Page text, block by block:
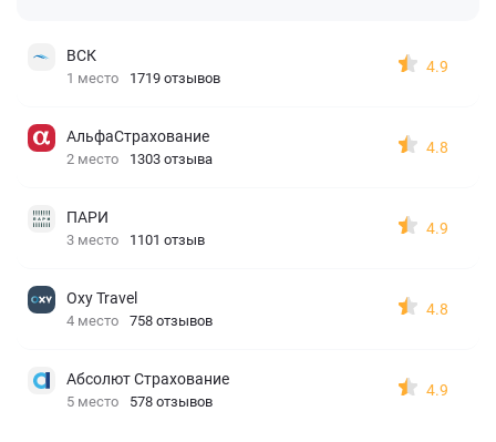
ВСК
1 место 1719 отзывов
4.9
АльфаСтрахование
2 место 1303 отзыва
4.8
ПАРИ
3 место 1101 отзыв
4.9
Oxy Travel
4 место 758 отзывов
4.8
Абсолют Страхование
5 место 578 отзывов
4.9